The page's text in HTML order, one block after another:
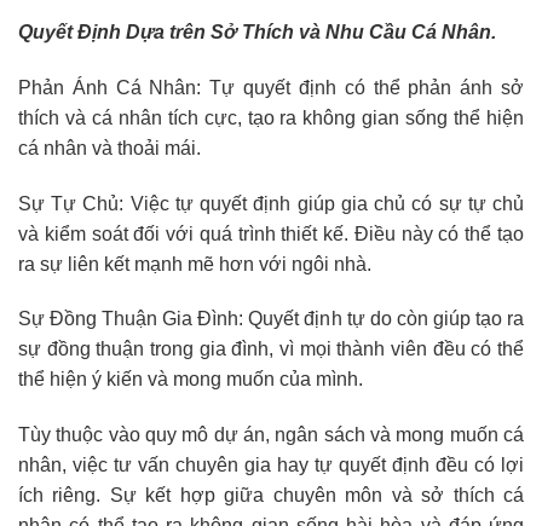
Quyết Định Dựa trên Sở Thích và Nhu Cầu Cá Nhân.
Phản Ánh Cá Nhân: Tự quyết định có thể phản ánh sở
thích và cá nhân tích cực, tạo ra không gian sống thể hiện
cá nhân và thoải mái.
Sự Tự Chủ: Việc tự quyết định giúp gia chủ có sự tự chủ
và kiểm soát đối với quá trình thiết kế. Điều này có thể tạo
ra sự liên kết mạnh mẽ hơn với ngôi nhà.
Sự Đồng Thuận Gia Đình: Quyết định tự do còn giúp tạo ra
sự đồng thuận trong gia đình, vì mọi thành viên đều có thể
thể hiện ý kiến và mong muốn của mình.
Tùy thuộc vào quy mô dự án, ngân sách và mong muốn cá
nhân, việc tư vấn chuyên gia hay tự quyết định đều có lợi
ích riêng. Sự kết hợp giữa chuyên môn và sở thích cá